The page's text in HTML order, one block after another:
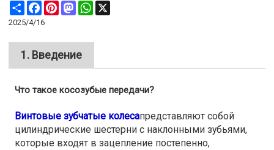
Share FacebookPinterestMastodonWhatsApp
2025/4/16
1. Введение
Что такое косозубые передачи?
Винтовые зубчатые колесапредставляют собой
цилиндрические шестерни с наклонными зубьями,
которые входят в зацепление постепенно,